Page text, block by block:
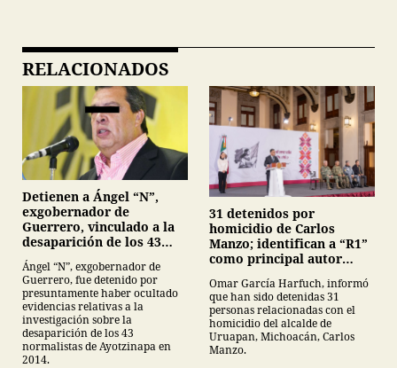
RELACIONADOS
Detienen a Ángel “N”,
exgobernador de
Guerrero, vinculado a la
desaparición de los 43
normalistas de
Ayotzinapa
Ángel “N”, exgobernador de
Guerrero, fue detenido por
presuntamente haber ocultado
evidencias relativas a la
investigación sobre la
desaparición de los 43
normalistas de Ayotzinapa en
2014.
31 detenidos por
homicidio de Carlos
Manzo; identifican a “R1”
como principal autor
Omar García Harfuch, informó
que han sido detenidas 31
personas relacionadas con el
homicidio del alcalde de
Uruapan, Michoacán, Carlos
Manzo.